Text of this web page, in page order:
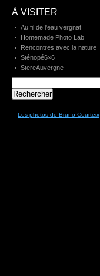
À VISITER
Au fil de l'eau vergnat
Homemade Photo Lab
Rencontres avec la nature
Sténopé6×6
StereAuvergne
Les photos de Bruno Courteix